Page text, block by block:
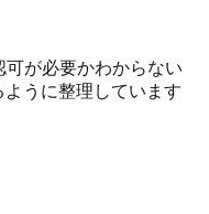
が必要かわからない
うに整理しています